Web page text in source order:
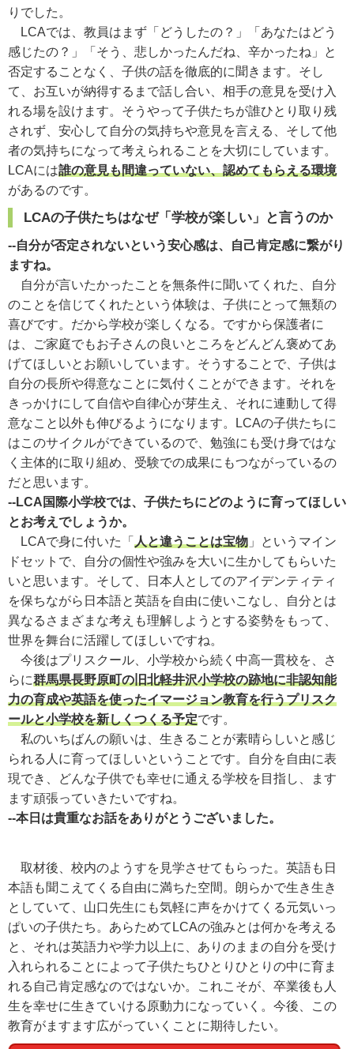
りでした。
LCAでは、教員はまず「どうしたの？」「あなたはどう
感じたの？」「そう、悲しかったんだね、辛かったね」と
否定することなく、子供の話を徹底的に聞きます。そし
て、お互いが納得するまで話し合い、相手の意見を受け入
れる場を設けます。そうやって子供たちが誰ひとり取り残
されず、安心して自分の気持ちや意見を言える、そして他
者の気持ちになって考えられることを大切にしています。
LCAには誰の意見も間違っていない、認めてもらえる環境
があるのです。
LCAの子供たちはなぜ「学校が楽しい」と言うのか
--自分が否定されないという安心感は、自己肯定感に繋がり
ますね。
自分が言いたかったことを無条件に聞いてくれた、自分
のことを信じてくれたという体験は、子供にとって無類の
喜びです。だから学校が楽しくなる。ですから保護者に
は、ご家庭でもお子さんの良いところをどんどん褒めてあ
げてほしいとお願いしています。そうすることで、子供は
自分の長所や得意なことに気付くことができます。それを
きっかけにして自信や自律心が芽生え、それに連動して得
意なこと以外も伸びるようになります。LCAの子供たちに
はこのサイクルができているので、勉強にも受け身ではな
く主体的に取り組め、受験での成果にもつながっているの
だと思います。
--LCA国際小学校では、子供たちにどのように育ってほしい
とお考えでしょうか。
LCAで身に付いた「 人と違うことは宝物 」というマイン
ドセットで、自分の個性や強みを大いに生かしてもらいた
いと思います。そして、日本人としてのアイデンティティ
を保ちながら日本語と英語を自由に使いこなし、自分とは
異なるさまざまな考えも理解しようとする姿勢をもって、
世界を舞台に活躍してほしいですね。
今後はプリスクール、小学校から続く中高一貫校を、さ
らに群馬県長野原町の旧北軽井沢小学校の跡地に非認知能
力の育成や英語を使ったイマージョン教育を行うプリスク
ールと小学校を新しくつくる予定です。
私のいちばんの願いは、生きることが素晴らしいと感じ
られる人に育ってほしいということです。自分を自由に表
現でき、どんな子供でも幸せに通える学校を目指し、ます
ます頑張っていきたいですね。
--本日は貴重なお話をありがとうございました。
取材後、校内のようすを見学させてもらった。英語も日
本語も聞こえてくる自由に満ちた空間。朗らかで生き生き
としていて、山口先生にも気軽に声をかけてくる元気いっ
ぱいの子供たち。あらためてLCAの強みとは何かを考える
と、それは英語力や学力以上に、ありのままの自分を受け
入れられることによって子供たちひとりひとりの中に育ま
れる自己肯定感なのではないか。これこそが、卒業後も人
生を幸せに生きていける原動力になっていく。今後、この
教育がますます広がっていくことに期待したい。